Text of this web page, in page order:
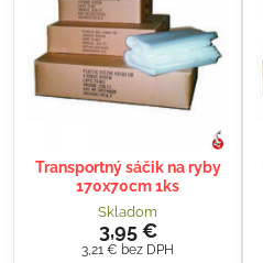
Transportný sáčik na ryby
170x70cm 1ks
Skladom
3,95 €
3,21 € bez DPH